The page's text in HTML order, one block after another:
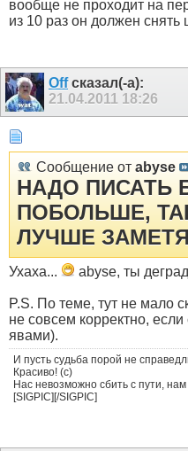
вообще не проходит на
из 10 раз он должен снять
Offсказал(-а):
21.04.2011 18:26
Сообщение от abyse
НАДО ПИСАТЬ
ПОБОЛЬШЕ,
ЛУЧШЕ
Ухаха... abyse, ты
P.S. По теме, тут не мало
не совсем корректно,
явами).
И пусть судьба порой не
Красиво! (с)
Нас невозможно сбить с пути,
[SIGPIC][/SIGPIC]